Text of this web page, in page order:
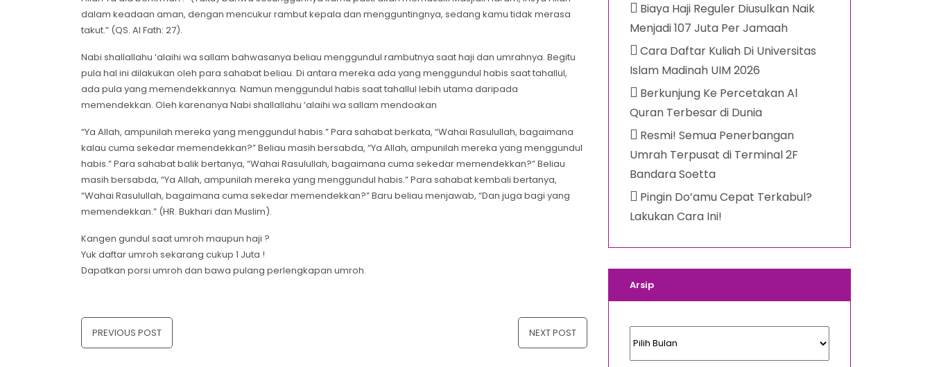
dalam keadaan aman, dengan mencukur rambut kepala dan mengguntingnya, sedang kamu tidak merasa
takut.” (QS. Al Fath: 27).
Nabi shallallahu ‘alaihi wa sallam bahwasanya beliau menggundul rambutnya saat haji dan umrahnya. Begitu
pula hal ini dilakukan oleh para sahabat beliau. Di antara mereka ada yang menggundul habis saat tahallul,
ada pula yang memendekkannya. Namun menggundul habis saat tahallul lebih utama daripada
memendekkan. Oleh karenanya Nabi shallallahu ‘alaihi wa sallam mendoakan
“Ya Allah, ampunilah mereka yang menggundul habis.” Para sahabat berkata, “Wahai Rasulullah, bagaimana
kalau cuma sekedar memendekkan?” Beliau masih bersabda, “Ya Allah, ampunilah mereka yang menggundul
habis.” Para sahabat balik bertanya, “Wahai Rasulullah, bagaimana cuma sekedar memendekkan?” Beliau
masih bersabda, “Ya Allah, ampunilah mereka yang menggundul habis.” Para sahabat kembali bertanya,
“Wahai Rasulullah, bagaimana cuma sekedar memendekkan?” Baru beliau menjawab, “Dan juga bagi yang
memendekkan.” (HR. Bukhari dan Muslim).
Kangen gundul saat umroh maupun haji ?
Yuk daftar umroh sekarang cukup 1 Juta !
Dapatkan porsi umroh dan bawa pulang perlengkapan umroh.
Navigasi
posPREVIOUS POST NEXT POST
Biaya Haji Reguler Diusulkan Naik
Menjadi 107 Juta Per Jamaah
Cara Daftar Kuliah Di Universitas
Islam Madinah UIM 2026
Berkunjung Ke Percetakan Al
Quran Terbesar di Dunia
Resmi! Semua Penerbangan
Umrah Terpusat di Terminal 2F
Bandara Soetta
Pingin Do’amu Cepat Terkabul?
Lakukan Cara Ini!
Arsip
Arsip